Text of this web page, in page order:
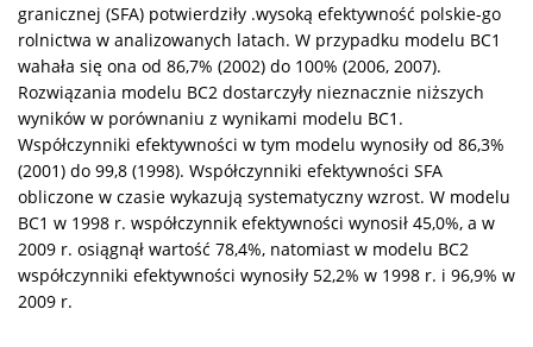
granicznej (SFA) potwierdziły .wysoką efektywność polskie-go
rolnictwa w analizowanych latach. W przypadku modelu BC1
wahała się ona od 86,7% (2002) do 100% (2006, 2007).
Rozwiązania modelu BC2 dostarczyły nieznacznie niższych
wyników w porównaniu z wynikami modelu BC1.
Współczynniki efektywności w tym modelu wynosiły od 86,3%
(2001) do 99,8 (1998). Współczynniki efektywności SFA
obliczone w czasie wykazują systematyczny wzrost. W modelu
BC1 w 1998 r. współczynnik efektywności wynosił 45,0%, a w
2009 r. osiągnął wartość 78,4%, natomiast w modelu BC2
współczynniki efektywności wynosiły 52,2% w 1998 r. i 96,9% w
2009 r.